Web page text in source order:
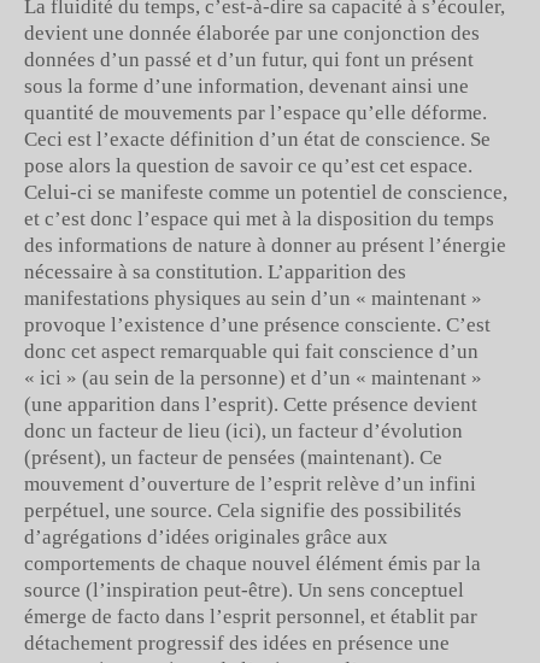
La fluidité du temps, c’est-à-dire sa capacité à s’écouler,
devient une donnée élaborée par une conjonction des
données d’un passé et d’un futur, qui font un présent
sous la forme d’une information, devenant ainsi une
quantité de mouvements par l’espace qu’elle déforme.
Ceci est l’exacte définition d’un état de conscience. Se
pose alors la question de savoir ce qu’est cet espace.
Celui-ci se manifeste comme un potentiel de conscience,
et c’est donc l’espace qui met à la disposition du temps
des informations de nature à donner au présent l’énergie
nécessaire à sa constitution. L’apparition des
manifestations physiques au sein d’un « maintenant »
provoque l’existence d’une présence consciente. C’est
donc cet aspect remarquable qui fait conscience d’un
« ici » (au sein de la personne) et d’un « maintenant »
(une apparition dans l’esprit). Cette présence devient
donc un facteur de lieu (ici), un facteur d’évolution
(présent), un facteur de pensées (maintenant). Ce
mouvement d’ouverture de l’esprit relève d’un infini
perpétuel, une source. Cela signifie des possibilités
d’agrégations d’idées originales grâce aux
comportements de chaque nouvel élément émis par la
source (l’inspiration peut-être). Un sens conceptuel
émerge de facto dans l’esprit personnel, et établit par
détachement progressif des idées en présence une